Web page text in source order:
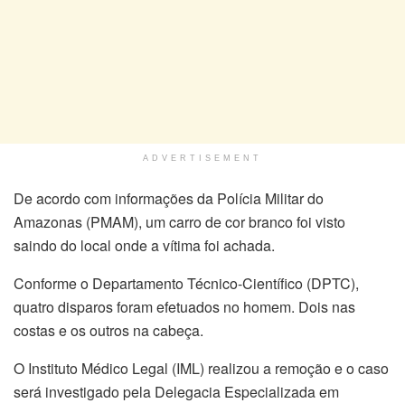
ADVERTISEMENT
De acordo com informações da Polícia Militar do
Amazonas (PMAM), um carro de cor branco foi visto
saindo do local onde a vítima foi achada.
Conforme o Departamento Técnico-Científico (DPTC),
quatro disparos foram efetuados no homem. Dois nas
costas e os outros na cabeça.
O Instituto Médico Legal (IML) realizou a remoção e o caso
será investigado pela Delegacia Especializada em